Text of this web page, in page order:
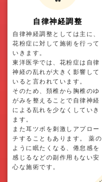
自律神経調整
自律神経調整としては主に、
花粉症に対して施術を行って
いきます。
東洋医学では、花粉症は自律
神経の乱れが大きく影響して
いると言われています。
そのため、頚椎から胸椎のゆ
がみを整えることで自律神経
による乱れを少なくしていき
ます。
また耳ツボを刺激しアプロー
チすることもあります。 薬の
ように眠たくなる、倦怠感を
感じるなどの副作用もない安
心な施術です。